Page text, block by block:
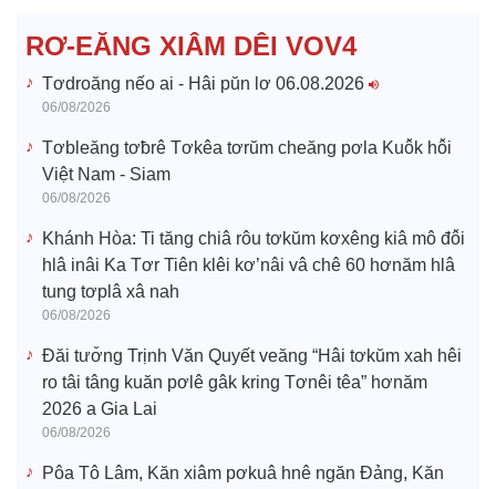
e
o
RƠ-EĂNG XIÂM DÊI VOV4
Tơdroăng nếo ai - Hâi pŭn lơ 06.08.2026
06/08/2026
Tơbleăng tơƀrê Tơkêa tơrŭm cheăng pơla Kuô̆k hô̆i
Việt Nam - Siam
06/08/2026
Khánh Hòa: Ti tăng chiâ rôu tơkŭm kơxêng kiâ mô đô̆i
hlâ inâi Ka Tơr Tiên klêi kơ’nâi vâ chê 60 hơnăm hlâ
tung tơplâ xâ nah
06/08/2026
Đăi tươ̆ng Trịnh Văn Quyết veăng “Hâi tơkŭm xah hêi
ro tâi tâng kuăn pơlê gâk kring Tơnêi têa” hơnăm
2026 a Gia Lai
06/08/2026
Pôa Tô Lâm, Kăn xiâm pơkuâ hnê ngăn Đảng, Kăn